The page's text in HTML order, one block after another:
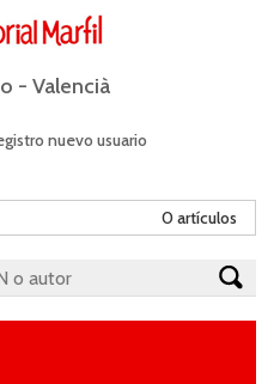
- Valencià
nuevo usuario
0 artículos